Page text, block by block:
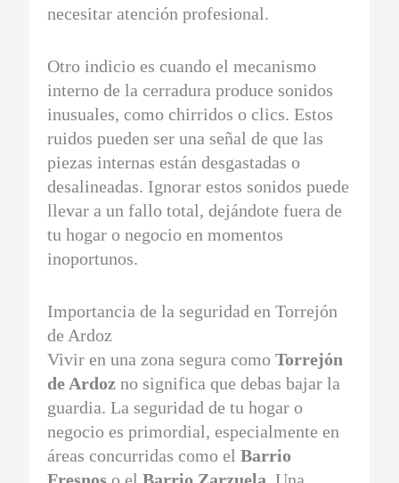
necesitar atención profesional.
Otro indicio es cuando el mecanismo
interno de la cerradura produce sonidos
inusuales, como chirridos o clics. Estos
ruidos pueden ser una señal de que las
piezas internas están desgastadas o
desalineadas. Ignorar estos sonidos puede
llevar a un fallo total, dejándote fuera de
tu hogar o negocio en momentos
inoportunos.
Importancia de la seguridad en Torrejón
de Ardoz
Vivir en una zona segura comoTorrejón
de Ardoz no significa que debas bajar la
guardia. La seguridad de tu hogar o
negocio es primordial, especialmente en
áreas concurridas como elBarrio